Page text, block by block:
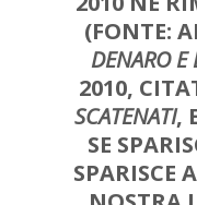
(FONTE:
DENARO E
2010,
SCATENATI,
SE
SPARISCE